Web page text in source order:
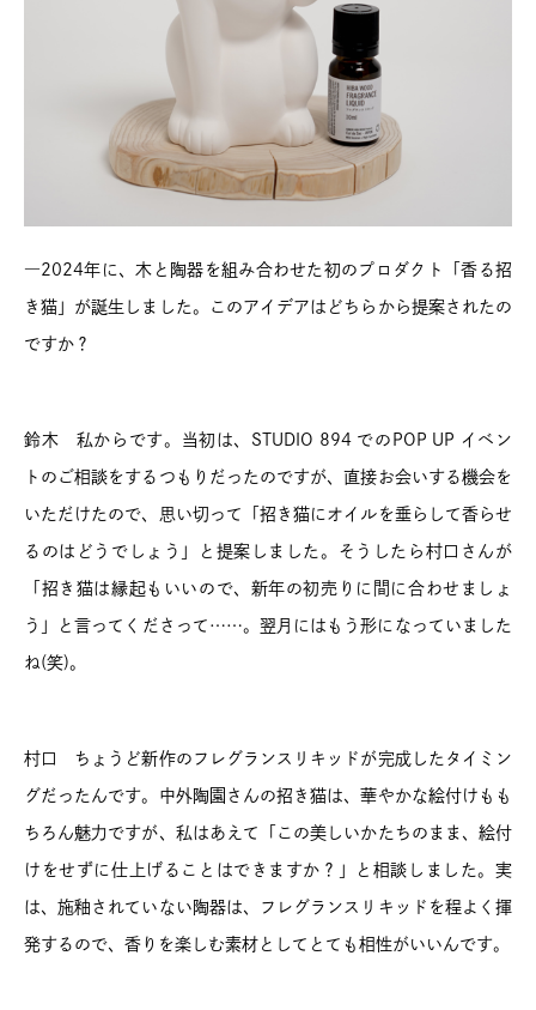
―2024年に、木と陶器を組み合わせた初のプロダクト「香る招
き猫」が誕生しました。このアイデアはどちらから提案されたの
ですか？
鈴木 私からです。当初は、STUDIO 894 でのPOP UP イベン
トのご相談をするつもりだったのですが、直接お会いする機会を
いただけたので、思い切って「招き猫にオイルを垂らして香らせ
るのはどうでしょう」と提案しました。そうしたら村口さんが
「招き猫は縁起もいいので、新年の初売りに間に合わせましょ
う」と言ってくださって……。翌月にはもう形になっていました
ね(笑)。
村口 ちょうど新作のフレグランスリキッドが完成したタイミン
グだったんです。中外陶園さんの招き猫は、華やかな絵付けもも
ちろん魅力ですが、私はあえて「この美しいかたちのまま、絵付
けをせずに仕上げることはできますか？」と相談しました。実
は、施釉されていない陶器は、フレグランスリキッドを程よく揮
発するので、香りを楽しむ素材としてとても相性がいいんです。